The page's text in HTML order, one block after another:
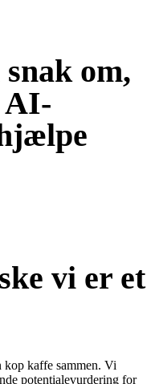
om,
AI-
vi er et
kop kaffe sammen. Vi
potentialevurdering for